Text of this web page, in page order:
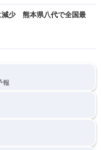
減少 熊本県八代で全国最
報